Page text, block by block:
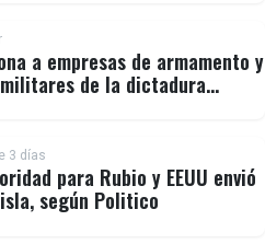
los sacará de la ruta
del sábado, 23 de
72 horas del inicio del
candidaturas
a empresas de armamento y
de la dictadura
3 días
para Rubio y EEUU envió
según Politico